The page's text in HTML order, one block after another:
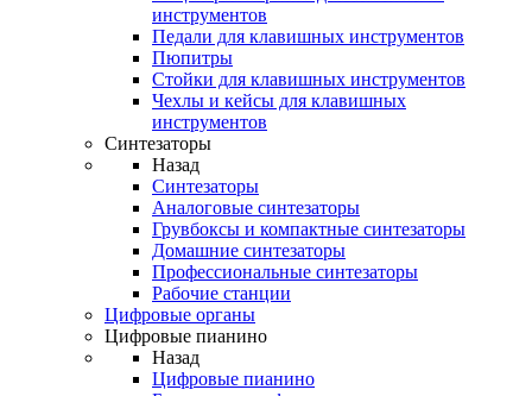
инструментов
Педали для клавишных инструментов
Пюпитры
Стойки для клавишных инструментов
Чехлы и кейсы для клавишных
инструментов
Синтезаторы
Назад
Синтезаторы
Аналоговые синтезаторы
Грувбоксы и компактные синтезаторы
Домашние синтезаторы
Профессиональные синтезаторы
Рабочие станции
Цифровые органы
Цифровые пианино
Назад
Цифровые пианино